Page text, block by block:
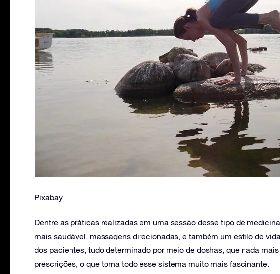
Pixabay
Dentre as práticas realizadas em uma sessão desse tipo de
mais saudável, massagens direcionadas, e também um estilo de
dos pacientes, tudo determinado por meio de doshas, que nada
prescrições, o que torna todo esse sistema muito mais fascinante.